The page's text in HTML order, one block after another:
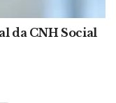
da CNH Social